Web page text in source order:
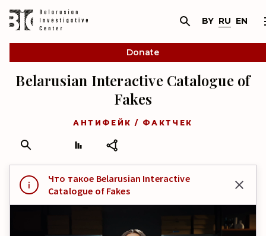
BY RU EN
Donate
Belarusian Interactive Catalogue of
Fakes
АНТИФЕЙК / ФАКТЧЕК
Что такое Belarusian Interactive
Catalogue of Fakes